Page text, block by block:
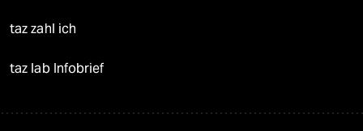
taz zahl ich
taz lab Infobrief